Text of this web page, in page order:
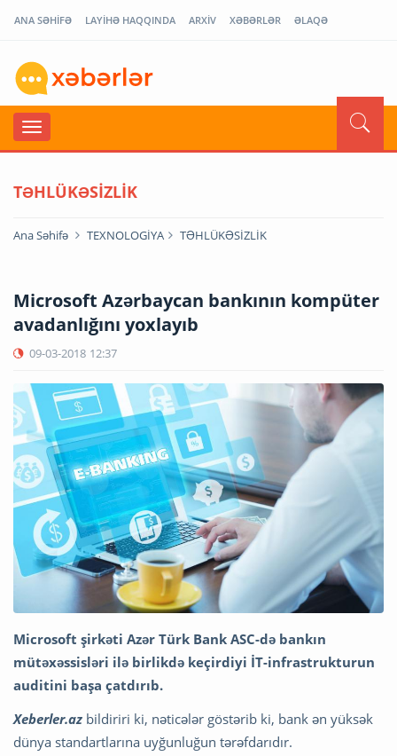
ANA SƏHİFƏ LAYİHƏ HAQQINDA ARXİV XƏBƏRLƏR ƏLAQƏ
TƏHLÜKƏSİZLİK
Ana Səhifə TEXNOLOGİYA TƏHLÜKƏSİZLİK
Microsoft Azərbaycan bankının kompüter
avadanlığını yoxlayıb
09-03-2018 12:37
Microsoft şirkəti Azər Türk Bank ASC-də bankın
mütəxəssisləri ilə birlikdə keçirdiyi İT-infrastrukturun
auditini başa çatdırıb.
Xeberler.az bildiriri ki, nəticələr göstərib ki, bank ən yüksək
dünya standartlarına uyğunluğun tərəfdarıdır.